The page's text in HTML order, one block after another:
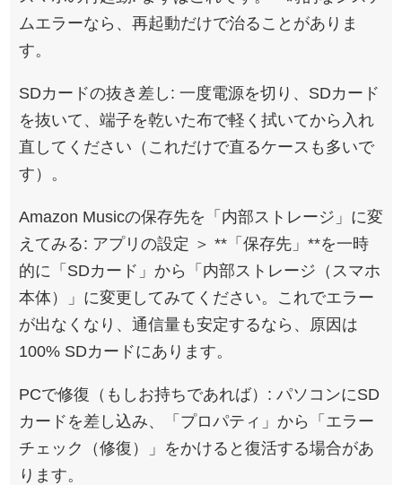
ムエラーなら、再起動だけで治ることがありま
す。
SDカードの抜き差し: 一度電源を切り、SDカード
を抜いて、端子を乾いた布で軽く拭いてから入れ
直してください（これだけで直るケースも多いで
す）。
Amazon Musicの保存先を「内部ストレージ」に変
えてみる: アプリの設定 ＞ **「保存先」**を一時
的に「SDカード」から「内部ストレージ（スマホ
本体）」に変更してみてください。これでエラー
が出なくなり、通信量も安定するなら、原因は
100% SDカードにあります。
PCで修復（もしお持ちであれば）: パソコンにSD
カードを差し込み、「プロパティ」から「エラー
チェック（修復）」をかけると復活する場合があ
ります。